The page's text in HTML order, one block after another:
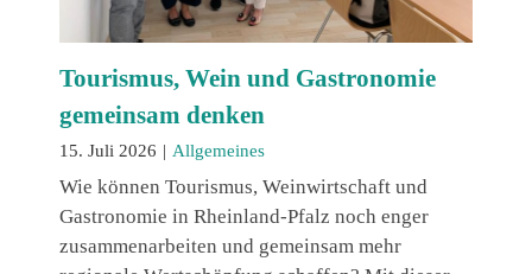
Tourismus, Wein und Gastronomie
gemeinsam denken
15. Juli 2026 | Allgemeines
Wie können Tourismus, Weinwirtschaft und
Gastronomie in Rheinland-Pfalz noch enger
zusammenarbeiten und gemeinsam mehr